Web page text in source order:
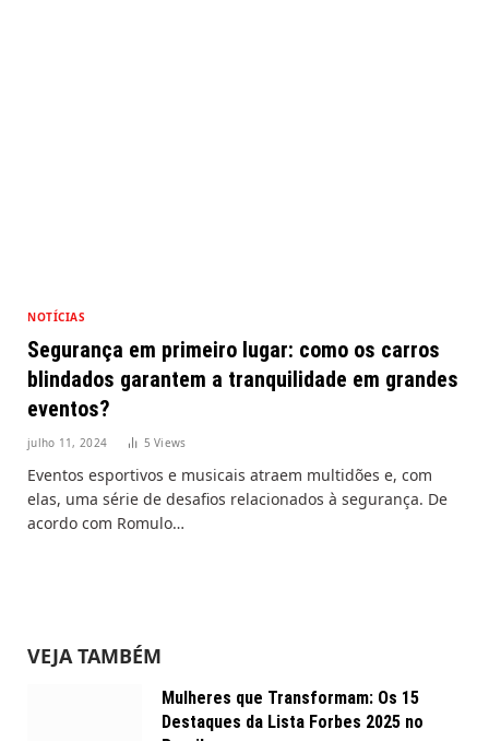
NOTÍCIAS
Segurança em primeiro lugar: como os carros
blindados garantem a tranquilidade em grandes
eventos?
julho 11, 2024 5Views
Eventos esportivos e musicais atraem multidões e, com
elas, uma série de desafios relacionados à segurança. De
acordo com Romulo…
VEJA TAMBÉM
Mulheres que Transformam: Os 15
Destaques da Lista Forbes 2025 no